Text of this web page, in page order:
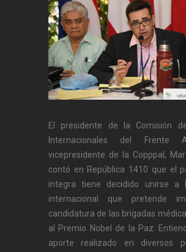
El presidente de la Comisión
Internacionales del Frente
vicepresidente de la Copppal,
contó en República 1410 que el
integra tiene decidido unirse a
internacional que pretende
candidatura de las brigadas
al Premio Nobel de la Paz.
aporte realizado en diversos